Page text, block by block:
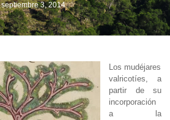
septiembre 3, 2014
Los mudéjares
valricotíes, a
partir de su
incorporación
a la